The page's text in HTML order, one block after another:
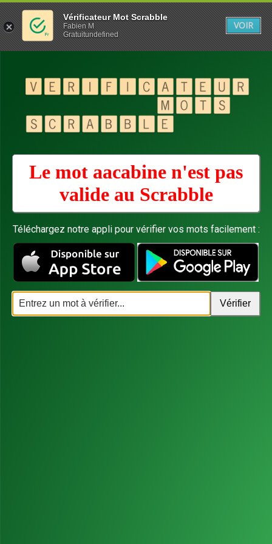
Le mot aacabine n'est pas
valide au Scrabble
Téléchargez notre appli pour vérifier vos mots facilement :
Vérificateur Mot Scrabble
Fabien M
Gratuitundefined
VOIR